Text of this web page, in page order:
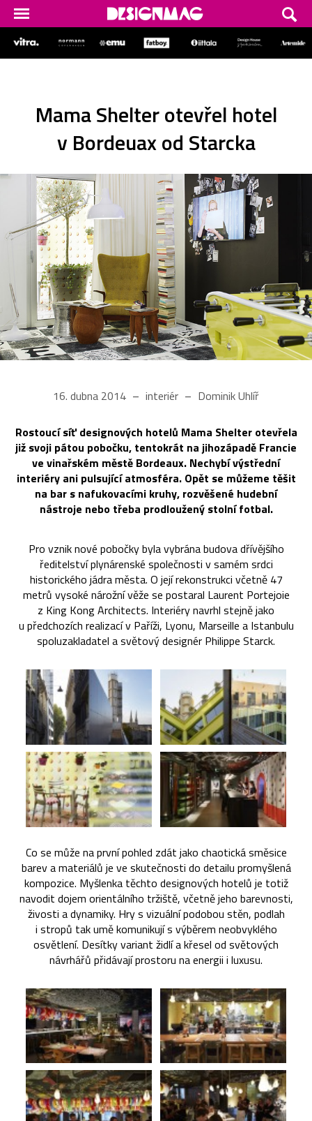
Mama Shelter otevřel hotel
v Bordeuax od Starcka
16. dubna 2014 interiér Dominik Uhlíř
Rostoucí síť designových hotelů Mama Shelter otevřela
již svoji pátou pobočku, tentokrát na jihozápadě Francie
ve vinařském městě Bordeaux. Nechybí výstřední
interiéry ani pulsující atmosféra. Opět se můžeme těšit
na bar s nafukovacími kruhy, rozvěšené hudební
nástroje nebo třeba prodloužený stolní fotbal.
Pro vznik nové pobočky byla vybrána budova dřívějšího
ředitelství plynárenské společnosti v samém srdci
historického jádra města. O její rekonstrukci včetně 47
metrů vysoké nárožní věže se postaral Laurent Portejoie
z King Kong Architects. Interiéry navrhl stejně jako
u předchozích realizací v Paříži, Lyonu, Marseille a Istanbulu
spoluzakladatel a světový designér Philippe Starck.
Co se může na první pohled zdát jako chaotická směsice
barev a materiálů je ve skutečnosti do detailu promyšlená
kompozice. Myšlenka těchto designových hotelů je totiž
navodit dojem orientálního tržiště, včetně jeho barevnosti,
živosti a dynamiky. Hry s vizuální podobou stěn, podlah
i stropů tak umě komunikují s výběrem neobvyklého
osvětlení. Desítky variant židlí a křesel od světových
návrhářů přidávají prostoru na energii i luxusu.